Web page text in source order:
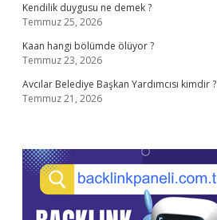
Kendilik duygusu ne demek ?
Temmuz 25, 2026
Kaan hangi bölümde ölüyor ?
Temmuz 23, 2026
Avcılar Belediye Başkan Yardımcısı kimdir ?
Temmuz 21, 2026